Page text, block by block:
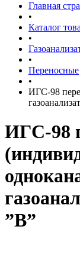
Главная
•
Каталог
•
•
Переносные
•
ИГС-98
ИГС-98
”В”